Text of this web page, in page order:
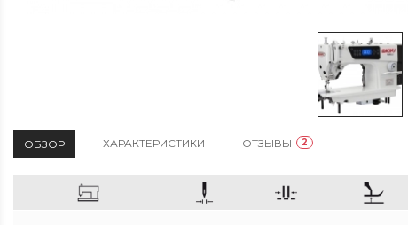
ОБЗОР ХАРАКТЕРИСТИКИ ОТЗЫВЫ 2